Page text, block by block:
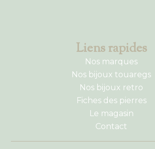
Liens rapides
Nos marques
Nos bijoux touaregs
Nos bijoux retro
Fiches des pierres
Le magasin
Contact